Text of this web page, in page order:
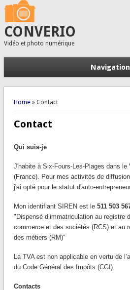
CONVERIO
Vidéo et photo numérique
Navigation
You are here
Home» Contact
Contact
Qui suis-je
J'habite à Six-Fours-Les-Plages dans le
(France). Pour mes activités de
j'ai opté pour le statut d'auto-
Mon identifiant SIREN est le 511 503
"Dispensé d’immatriculation au registre
commerce et des sociétés (RCS) et au
des métiers (RM)"
La TVA est non applicable en vertu de
du Code Général des Impôts (CGI).
Contacts